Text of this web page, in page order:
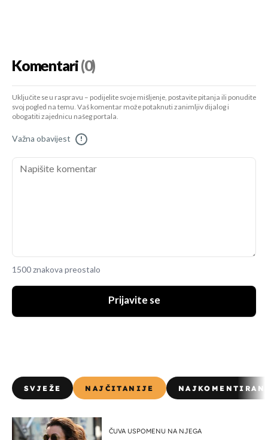
Komentari(0)
Uključite se u raspravu – podijelite svoje mišljenje, postavite pitanja ili ponudite
svoj pogled na temu. Vaš komentar može potaknuti zanimljiv dijalog i
obogatiti zajednicu našeg portala.
Važna obavijest !
1500 znakova preostalo
Prijavite se
SVJEŽE NAJČITANIJE
ČUVA USPOMENU NA NJEGA